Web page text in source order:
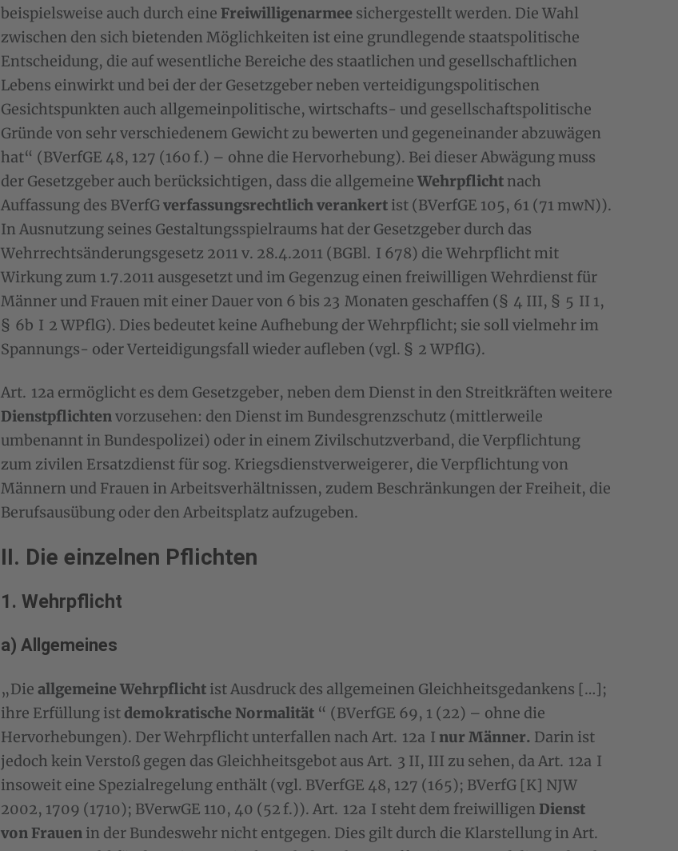
beispielsweise auch durch eine Freiwilligenarmee sichergestellt werden. Die Wahl
zwischen den sich bietenden Möglichkeiten ist eine grundlegende staatspolitische
Entscheidung, die auf wesentliche Bereiche des staatlichen und gesellschaftlichen
Lebens einwirkt und bei der der Gesetzgeber neben verteidigungspolitischen
Gesichtspunkten auch allgemeinpolitische, wirtschafts- und gesellschaftspolitische
Gründe von sehr verschiedenem Gewicht zu bewerten und gegeneinander abzuwägen
hat“ (BVerfGE 48, 127 (160 f.) – ohne die Hervorhebung). Bei dieser Abwägung muss
der Gesetzgeber auch berücksichtigen, dass die allgemeine Wehrpflichtnach
Auffassung des BVerfGverfassungsrechtlich verankertist (BVerfGE 105, 61 (71 mwN)).
In Ausnutzung seines Gestaltungsspielraums hat der Gesetzgeber durch das
Wehrrechtsänderungsgesetz 2011 v. 28.4.2011 (BGBl. I 678) die Wehrpflicht mit
Wirkung zum 1.7.2011 ausgesetzt und im Gegenzug einen freiwilligen Wehrdienst für
Männer und Frauen mit einer Dauer von 6 bis 23 Monaten geschaffen (§ 4 III, § 5 II 1,
§ 6b I 2 WPflG). Dies bedeutet keine Aufhebung der Wehrpflicht; sie soll vielmehr im
Spannungs- oder Verteidigungsfall wieder aufleben (vgl. § 2 WPflG).
Art. 12a ermöglicht es dem Gesetzgeber, neben dem Dienst in den Streitkräften weitere
Dienstpflichtenvorzusehen: den Dienst im Bundesgrenzschutz (mittlerweile
umbenannt in Bundespolizei) oder in einem Zivilschutzverband, die Verpflichtung
zum zivilen Ersatzdienst für sog. Kriegsdienstverweigerer, die Verpflichtung von
Männern und Frauen in Arbeitsverhältnissen, zudem Beschränkungen der Freiheit, die
Berufsausübung oder den Arbeitsplatz aufzugeben.
II. Die einzelnen Pflichten
1. Wehrpflicht
a) Allgemeines
„Die allgemeine Wehrpflichtist Ausdruck des allgemeinen Gleichheitsgedankens […];
ihre Erfüllung istdemokratische Normalität“ (BVerfGE 69, 1 (22) – ohne die
Hervorhebungen). Der Wehrpflicht unterfallen nach Art. 12a I nur Männer. Darin ist
jedoch kein Verstoß gegen das Gleichheitsgebot aus Art. 3 II, III zu sehen, da Art. 12a I
insoweit eine Spezialregelung enthält (vgl. BVerfGE 48, 127 (165); BVerfG [K] NJW
2002, 1709 (1710); BVerwGE 110, 40 (52 f.)). Art. 12a I steht dem freiwilligenDienst
von Frauenin der Bundeswehr nicht entgegen. Dies gilt durch die Klarstellung in Art.